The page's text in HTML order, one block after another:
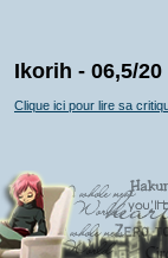
Ikorih - 06,5/20
Clique ici pour lire sa